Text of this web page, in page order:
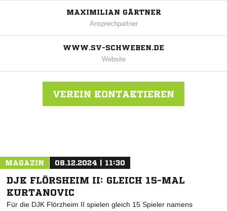
MAXIMILIAN GÄRTNER
Ansprechpartner
WWW.SV-SCHWEBEN.DE
Website
VEREIN KONTAKTIEREN
MAGAZIN 08.12.2024 | 11:30
DJK FLÖRSHEIM II: GLEICH 15-MAL
KURTANOVIC
Für die DJK Flörzheim II spielen gleich 15 Spieler namens